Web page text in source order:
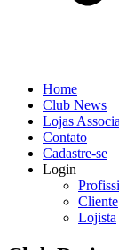
Home
Club News
Lojas
Contato
Cadastre-se
Login
Cliente
Lojista